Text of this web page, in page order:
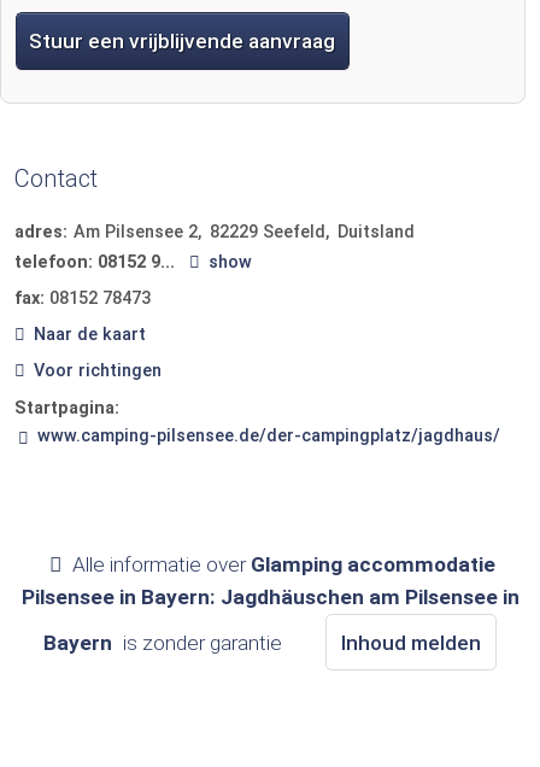
Stuur een vrijblijvende aanvraag
Contact
adres: Am Pilsensee 2 82229 Seefeld
Duitsland
telefoon: 08152 9...
show
fax: 08152 78473
Naar de kaart
Voor richtingen
Startpagina:
www.camping-pilsensee.de/der-campingplatz/jagdhaus/
Alle informatie over Glamping accommodatie
Pilsensee in Bayern: Jagdhäuschen am Pilsensee in
Bayern is zonder garantie Inhoud melden